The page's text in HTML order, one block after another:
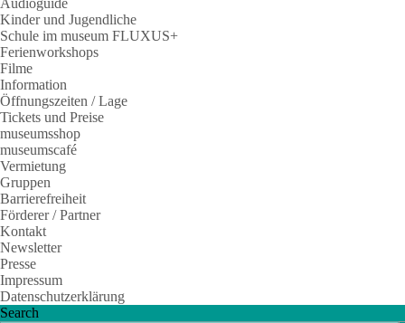
Audioguide
Kinder und Jugendliche
Schule im museum FLUXUS+
Ferienworkshops
Filme
Information
Öffnungszeiten / Lage
Tickets und Preise
museumsshop
museumscafé
Vermietung
Gruppen
Barrierefreiheit
Förderer / Partner
Kontakt
Newsletter
Presse
Impressum
Datenschutzerklärung
Search